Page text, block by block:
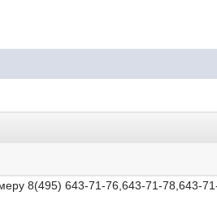
8(495) 643-71-76,643-71-78,643-